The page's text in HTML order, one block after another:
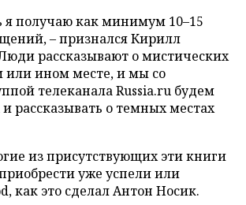
получаю как минимум 10–15
– признался Кирилл
рассказывают о мистических
или ином месте, и мы со
телеканала Russia.ru будем
рассказывать о темных местах
из присутствующих эти книги
уже успели или
как это сделал Антон Носик.